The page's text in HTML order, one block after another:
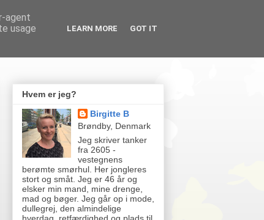
Hvem er jeg?
Birgitte B
Brøndby, Denmark
Jeg skriver tanker
fra 2605 -
vestegnens
berømte smørhul. Her jongleres
stort og småt. Jeg er 46 år og
elsker min mand, mine drenge,
mad og bøger. Jeg går op i mode,
dullegrej, den almindelige
agent
usage
LEARN MORE GOT IT